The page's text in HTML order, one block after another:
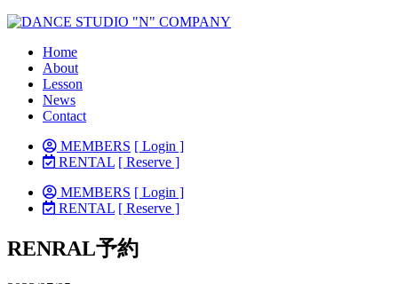
Home
About
Lesson
News
Contact
MEMBERS [ Login ]
RENTAL [ Reserve ]
MEMBERS [ Login ]
RENTAL [ Reserve ]
RENRAL予約